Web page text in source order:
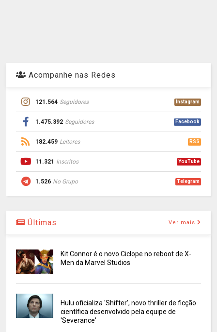
Acompanhe nas Redes
121.564 Seguidores Instagram
1.475.392 Seguidores Facebook
182.459 Leitores RSS
11.321 Inscritos YouTube
1.526 No Grupo Telegram
Últimas Ver mais
Kit Connor é o novo Ciclope no reboot de X-
Men da Marvel Studios
Hulu oficializa 'Shifter', novo thriller de ficção
científica desenvolvido pela equipe de
'Severance'